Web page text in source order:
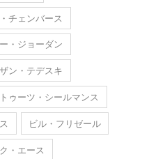
チェンバース
・ジョーダン
ン・テデスキ
トゥーツ・シールマンス
ビル・フリゼール
・エース